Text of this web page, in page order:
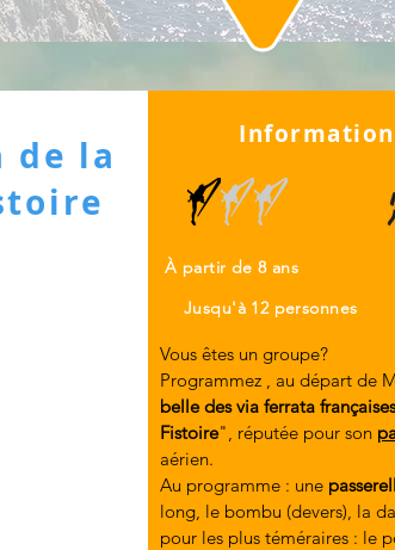
de la
Aucun niveau en escalade
n'est demandé
À partir de 8 ans
Jusqu'à 12 personnes
Vous êtes un groupe?
Programmez , au départ de
belle des via ferrata françaises
Fistoire", réputée pour son
aérien.
Au programme : une
long, le bombu (devers), la
pour les plus téméraires : le